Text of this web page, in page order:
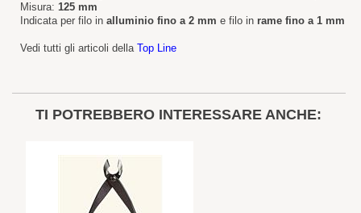
Misura: 125 mm
Indicata per filo in alluminio fino a 2 mm e filo in rame fino a 1 mm
Vedi tutti gli articoli della Top Line
TI POTREBBERO INTERESSARE ANCHE: